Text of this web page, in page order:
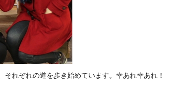
れぞれの道を歩き始めています。幸あれ幸あれ！